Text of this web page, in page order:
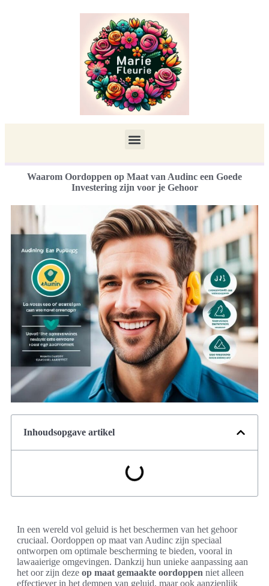
Waarom Oordoppen op Maat van Audinc een Goede
Investering zijn voor je Gehoor
Inhoudsopgave artikel
In een wereld vol geluid is het beschermen van het gehoor
cruciaal. Oordoppen op maat van Audinc zijn speciaal
ontworpen om optimale bescherming te bieden, vooral in
lawaaierige omgevingen. Dankzij hun unieke aanpassing aan
het oor zijn deze op maat gemaakte oordoppen niet alleen
effectiever in het dempen van geluid, maar ook aanzienlijk